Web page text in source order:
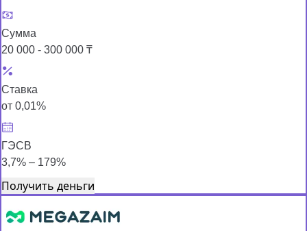
Сумма
20 000 - 300 000 ₸
Ставка
от 0,01%
ГЭСВ
3,7% – 179%
Получить деньги